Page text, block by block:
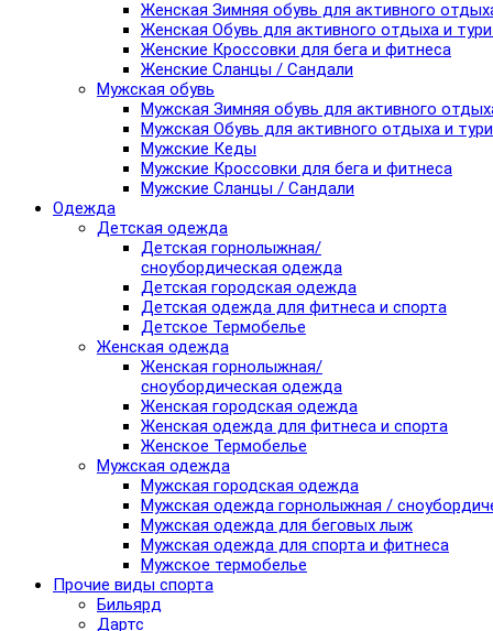
Женская Зимняя обувь для активного
Женская Обувь для активного отдыха и
Женские Кроссовки для бега и фитнеса
Женские Сланцы / Сандали
Мужская обувь
Мужская Зимняя обувь для активного
Мужская Обувь для активного отдыха и
Мужские Кеды
Мужские Кроссовки для бега и фитнеса
Мужские Сланцы / Сандали
Одежда
Детская одежда
Детская горнолыжная/
сноубордическая одежда
Детская городская одежда
Детская одежда для фитнеса и спорта
Детское Термобелье
Женская одежда
Женская горнолыжная/
сноубордическая одежда
Женская городская одежда
Женская одежда для фитнеса и спорта
Женское Термобелье
Мужская одежда
Мужская городская одежда
Мужская одежда горнолыжная /
Мужская одежда для беговых лыж
Мужская одежда для спорта и фитнеса
Мужское термобелье
Прочие виды спорта
Бильярд
Дартс